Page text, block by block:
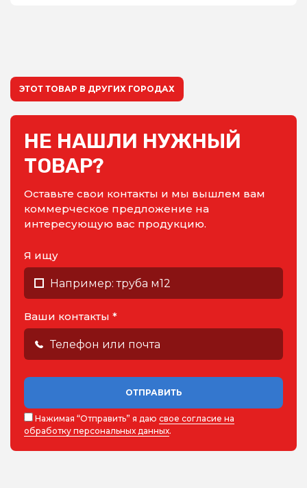
ЭТОТ ТОВАР В ДРУГИХ ГОРОДАХ
НЕ НАШЛИ НУЖНЫЙ
ТОВАР?
Оставьте свои контакты и мы вышлем вам
коммерческое предложение на
интересующую вас продукцию.
Я ищу
Ваши контакты *
ОТПРАВИТЬ
Нажимая “Отправить” я даю свое согласие на
обработку персональных данных.